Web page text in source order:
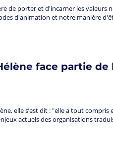
de porter et d'incarner les
d'animation et notre manière
face partie
s’est dit : "elle a tout compris et
actuels des organisations